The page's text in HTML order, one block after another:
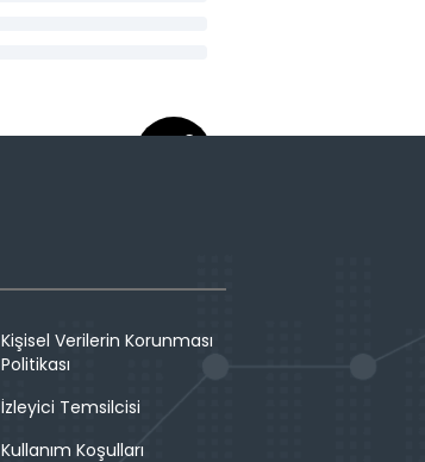
Kişisel Verilerin Korunması
Politikası
İzleyici Temsilcisi
Kullanım Koşulları